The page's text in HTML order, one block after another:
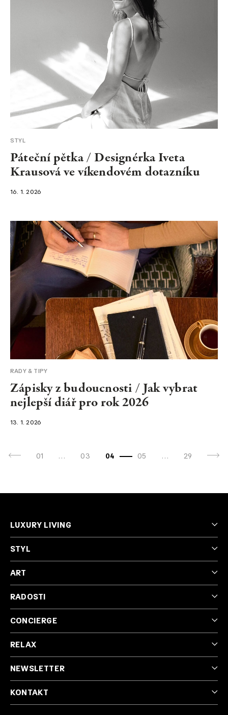
STYL
Páteční pětka / Designérka Iveta
Krausová ve víkendovém dotazníku
16. 1. 2026
RADY & TIPY
Zápisky z budoucnosti / Jak vybrat
nejlepší diář pro rok 2026
13. 1. 2026
01 … 03 04 05 … 29
LUXURY LIVING
STYL
ART
RADOSTI
CONCIERGE
RELAX
NEWSLETTER
KONTAKT